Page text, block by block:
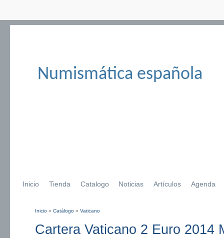
Numismática española
Inicio Tienda Catalogo Noticias Artículos Agenda
Inicio » Catálogo » Vaticano
Cartera Vaticano 2 Euro 2014